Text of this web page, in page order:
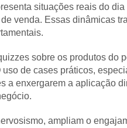
situações reais do
venda. Essas dinâmicas
sobre os produtos do
de cases práticos,
a enxergarem a aplicação
ampliam o